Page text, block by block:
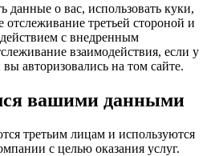
данные о вас, использовать куки,
отслеживание третьей стороной и
с внедренным
взаимодействия, если у
вы авторизовались на том сайте.
вашими данными
третьим лицам и используются
с целью оказания услуг.